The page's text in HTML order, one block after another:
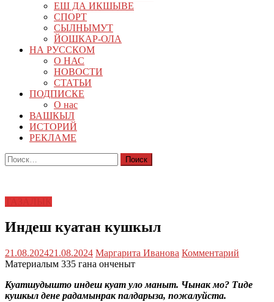
ЕШ ДА ИКШЫВЕ
СПОРТ
СЫЛНЫМУТ
ЙОШКАР-ОЛА
НА РУССКОМ
О НАС
НОВОСТИ
СТАТЬИ
ПОДПИСКЕ
О нас
ВАШКЫЛ
ИСТОРИЙ
РЕКЛАМЕ
Найти:
Индеш куатан кушкыл
21.08.202421.08.2024 Маргарита Иванова Комментарий
Материалым 335 гана онченыт
Куатшудышто индеш куат уло маныт. Чынак мо? Тиде
кушкыл дене радамынрак палдарыза, пожалуйста.